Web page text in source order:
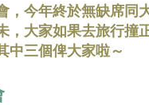
潮遊熊本 潮遊石川
，今年終於無缺席同
，大家如果去旅行撞
中三個俾大家啦～